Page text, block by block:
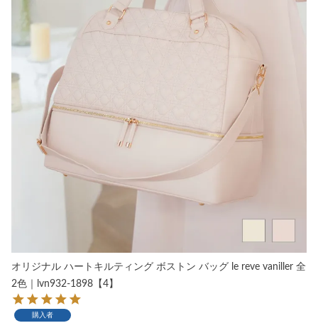
オリジナル ハートキルティング ボストン バッグ le reve vaniller 全
2色｜lvn932-1898【4】
購入者